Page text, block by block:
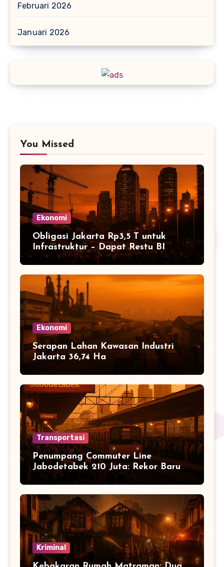
Februari 2026
Januari 2026
You Missed
Ekonomi
Obligasi Jakarta Rp3,5 T untuk
Infrastruktur – Dapat Restu BI
Ekonomi
Serapan Lahan Kawasan Industri
Jakarta 36,74 Ha
Transportasi
Penumpang Commuter Line
Jabodetabek 210 Juta: Rekor Baru
Warga Jabodetabek
Kriminal